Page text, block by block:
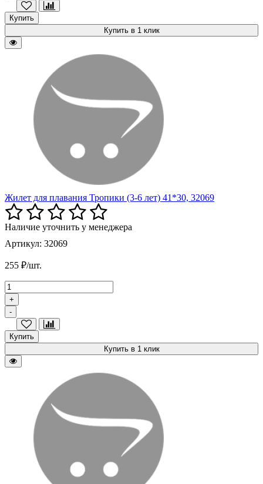
Купить
Купить в 1 клик
Жилет для плавания Тропики (3-6 лет) 41*30, 32069
Наличие уточнить у менеджера
Артикул: 32069
255 ₽/шт.
+
-
Купить
Купить в 1 клик